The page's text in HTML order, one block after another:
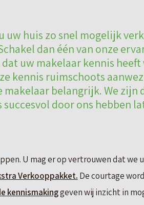
uw huis zo snel mogelijk
dan één van onze
uw makelaar kennis heeft
kennis ruimschoots
belangrijk. We zijn
door ons hebben
U mag er op vertrouwen dat we
Verkooppakket. De courtage
kennismakinggeven wij inzicht in